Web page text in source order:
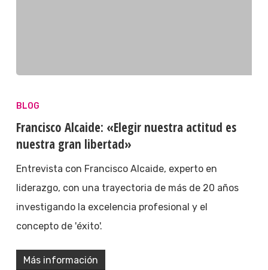
BLOG
Francisco Alcaide: «Elegir nuestra actitud es
nuestra gran libertad»
Entrevista con Francisco Alcaide, experto en
liderazgo, con una trayectoria de más de 20 años
investigando la excelencia profesional y el
concepto de 'éxito'.
Más información